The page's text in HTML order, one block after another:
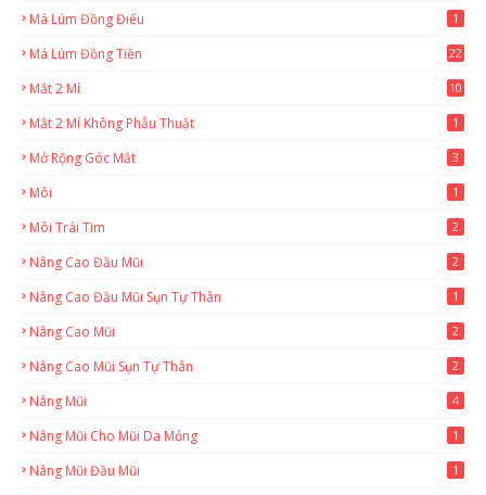
Má Lúm Đồng Điếu 1
Má Lúm Đồng Tiền 22
Mắt 2 Mí 10
Mắt 2 Mí Không Phẫu Thuật 1
Mở Rộng Góc Mắt 3
Môi 1
Môi Trái Tim 2
Nâng Cao Đầu Mũi 2
Nâng Cao Đầu Mũi Sụn Tự Thân 1
Nâng Cao Mũi 2
Nâng Cao Mũi Sụn Tự Thân 2
Nâng Mũi 4
Nâng Mũi Cho Mũi Da Mỏng 1
Nâng Mũi Đầu Mũi 1